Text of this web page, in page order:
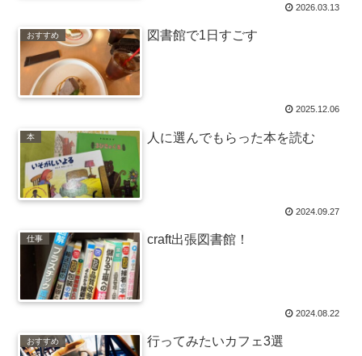
2026.03.13
おすすめ 図書館で1日すごす
2025.12.06
本 人に選んでもらった本を読む
2024.09.27
仕事 craft出張図書館！
2024.08.22
おすすめ 行ってみたいカフェ3選